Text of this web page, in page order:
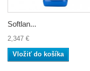
Softlan...
2,347 €
Vložiť do košíka